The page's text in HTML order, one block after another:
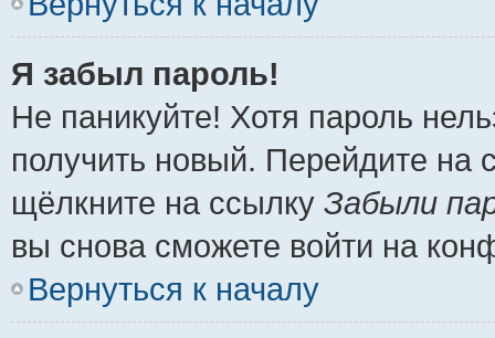
Я забыл пароль!
Не паникуйте! Хотя пароль
получить новый. Перейдите на
щёлкните на ссылку Забыли
вы снова сможете войти на
Вернуться к началу